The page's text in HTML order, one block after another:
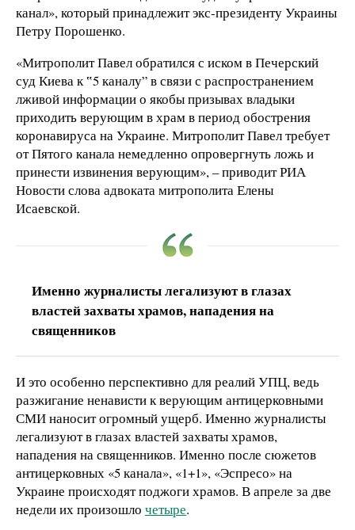
канал», который принадлежит экс-президенту Украины
Петру Порошенко.
«Митрополит Павел обратился с иском в Печерский
суд Киева к ‟5 каналу” в связи с распространением
лживой информации о якобы призывах владыки
приходить верующим в храм в период обострения
коронавируса на Украине. Митрополит Павел требует
от Пятого канала немедленно опровергнуть ложь и
принести извинения верующим», – приводит РИА
Новости слова адвоката митрополита Елены
Исаевской.
Именно журналисты легализуют в глазах
властей захваты храмов, нападения на
священников
И это особенно перспективно для реалий УПЦ, ведь
разжигание ненависти к верующим антицерковными
СМИ наносит огромный ущерб. Именно журналисты
легализуют в глазах властей захваты храмов,
нападения на священников. Именно после сюжетов
антицерковных «5 канала», «1+1», «Эспресо» на
Украине происходят поджоги храмов. В апреле за две
недели их произошло четыре.